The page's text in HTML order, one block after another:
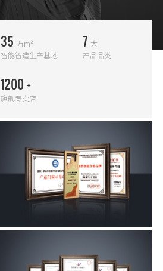
35
万m²
智能智造生产基地
7 大
产品品类
1200 +
旗舰专卖店